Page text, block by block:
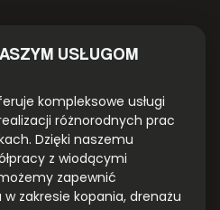
USŁUGOM
kompleksowe usługi
różnorodnych prac
Dzięki naszemu
z wiodącymi
zapewnić
zakresie kopania, drenażu